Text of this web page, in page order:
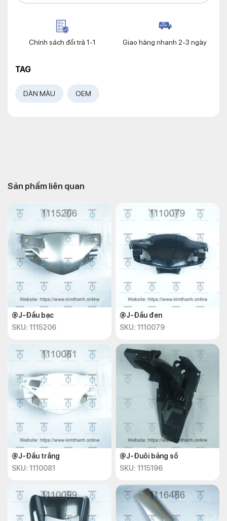
Chính sách đổi trả 1-1 Giao hàng nhanh 2-3 ngày
TAG
DÀN MÀU OEM
Sản phẩm liên quan
@J-Đầu bạc
SKU: 1115206
@J-Đầu đen
SKU: 1110079
@J-Đầu trắng
SKU: 1110081
@J-Đuôi bảng số
SKU: 1115196